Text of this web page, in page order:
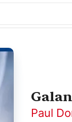
Paul